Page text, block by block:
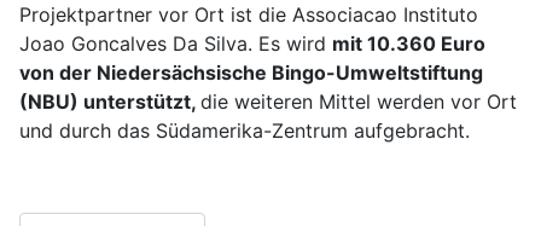
Projektpartner vor Ort ist die Associacao Instituto
Joao Goncalves Da Silva. Es wird mit 10.360 Euro
von der Niedersächsische Bingo-Umweltstiftung
(NBU) unterstützt, die weiteren Mittel werden vor Ort
und durch das Südamerika-Zentrum aufgebracht.